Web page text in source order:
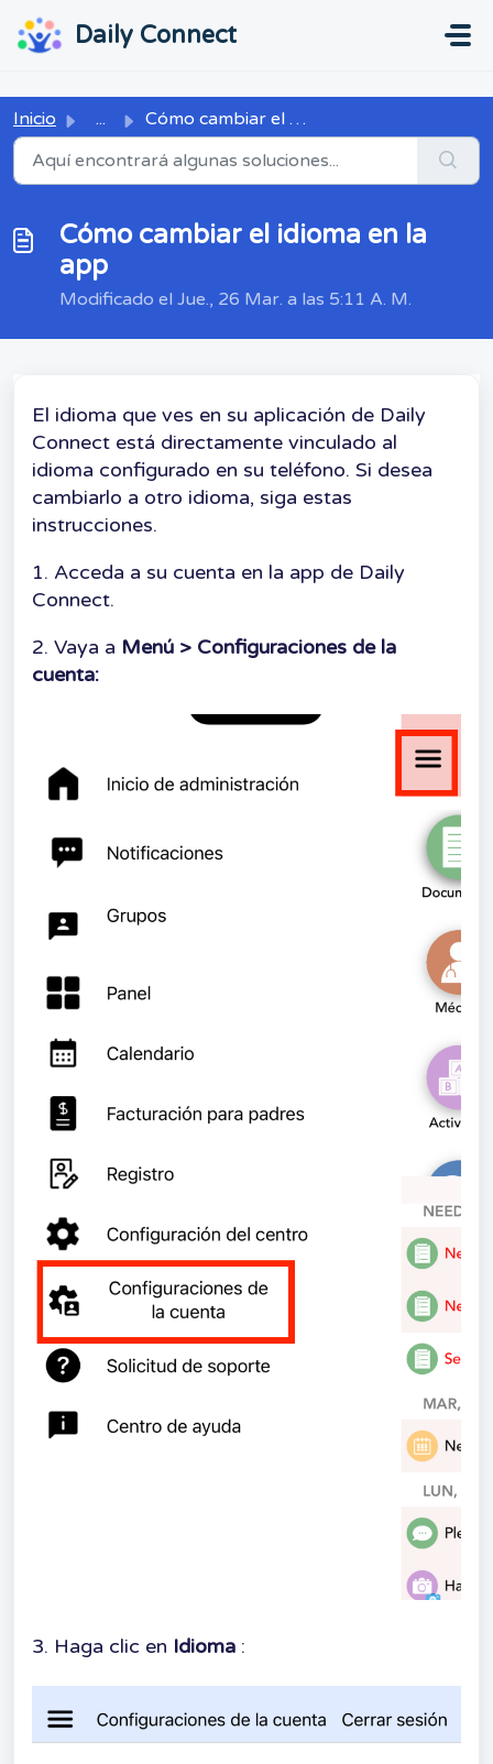
Daily Connect
Inicio ... Cómo cambiar el idioma en la app
Cómo cambiar el idioma en la
app
Modificado el Jue., 26 Mar. a las 5:11 A. M.
El idioma que ves en su aplicación de Daily
Connect está directamente vinculado al
idioma configurado en su teléfono. Si desea
cambiarlo a otro idioma, siga estas
instrucciones.
1. Acceda a su cuenta en la app de Daily
Connect.
2. Vaya a Menú > Configuraciones de la
cuenta:
3. Haga clic en Idioma :